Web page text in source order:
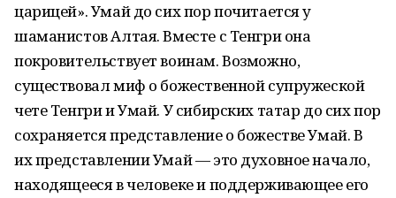
царицей». Умай до сих пор почитается у
шаманистов Алтая. Вместе с Тенгри она
покровительствует воинам. Возможно,
существовал миф о божественной супружеской
чете Тенгри и Умай. У сибирских татар до сих пор
сохраняется представление о божестве Умай. В
их представлении Умай — это духовное начало,
находящееся в человеке и поддерживающее его